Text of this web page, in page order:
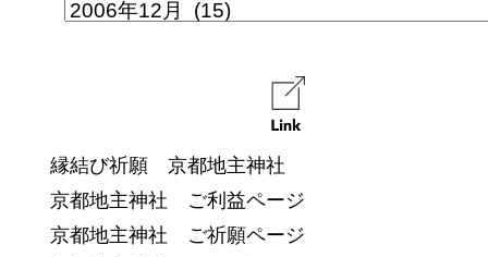
縁結び祈願 京都地主神社
京都地主神社 ご利益ページ
京都地主神社 ご祈願ページ